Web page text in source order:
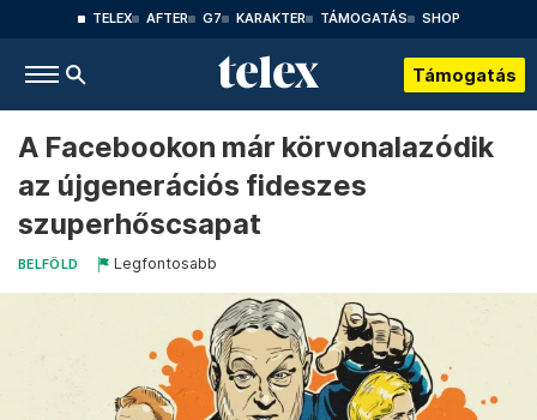
TELEX AFTER G7 KARAKTER TÁMOGATÁS SHOP
Támogatás
A Facebookon már körvonalazódik
az újgenerációs fideszes
szuperhőscsapat
BELFÖLD Legfontosabb